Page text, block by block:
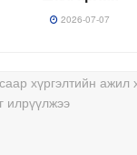
2026-07-07